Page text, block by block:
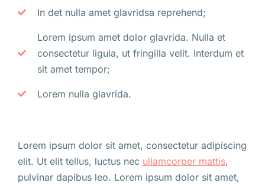
In det nulla amet glavridsa reprehend;
Lorem ipsum amet dolor glavrida. Nulla et
consectetur ligula, ut fringilla velit. Interdum et
sit amet tempor;
Lorem nulla glavrida.
Lorem ipsum dolor sit amet, consectetur adipiscing
elit. Ut elit tellus, luctus nec ullamcorper mattis,
pulvinar dapibus leo. Lorem ipsum dolor sit amet,